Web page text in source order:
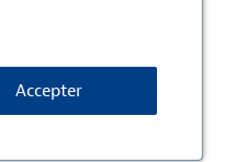
Accepter